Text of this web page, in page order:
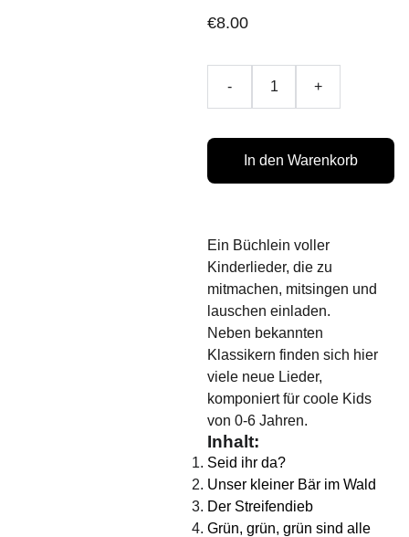
€8.00
- +
In den Warenkorb
Ein Büchlein voller
Kinderlieder, die zu
mitmachen, mitsingen und
lauschen einladen.
Neben bekannten
Klassikern finden sich hier
viele neue Lieder,
komponiert für coole Kids
von 0-6 Jahren.
Inhalt:
Seid ihr da?
Unser kleiner Bär im Wald
Der Streifendieb
Grün, grün, grün sind alle